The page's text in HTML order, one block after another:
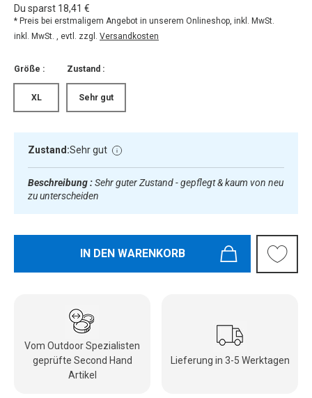
Du sparst 18,41 €
* Preis bei erstmaligem Angebot in unserem Onlineshop, inkl. MwSt.
inkl. MwSt. , evtl. zzgl. Versandkosten
Größe :
XL
Zustand :
Sehr gut
Zustand:Sehr gut
Beschreibung :Sehr guter Zustand - gepflegt & kaum von neu
zu unterscheiden
IN DEN WARENKORB
Vom Outdoor Spezialisten
geprüfte Second Hand
Artikel
Lieferung in 3-5 Werktagen